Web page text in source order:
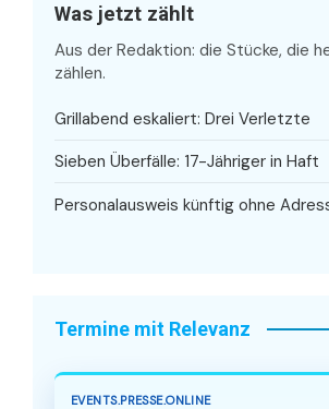
Was jetzt zählt
Aus der Redaktion: die Stücke, die
zählen.
Grillabend eskaliert: Drei Verletzte
Sieben Überfälle: 17-Jähriger in Haft
Personalausweis künftig ohne
Termine mit Relevanz
EVENTS.PRESSE.ONLINE